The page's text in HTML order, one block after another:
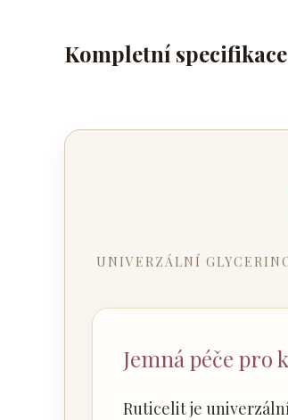
Kompletní specifikace
UNIVERZÁLNÍ
Jemná péče pro
Ruticelit je